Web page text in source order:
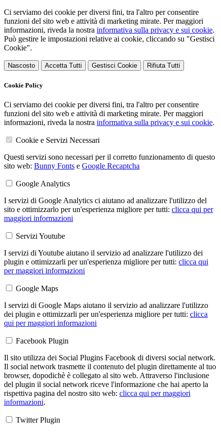
Ci serviamo dei cookie per diversi fini, tra l'altro per consentire
funzioni del sito web e attività di marketing mirate. Per maggiori
informazioni, riveda la nostra informativa sulla privacy e sui cookie.
Può gestire le impostazioni relative ai cookie, cliccando su "Gestisci
Cookie".
Nascosto Accetta Tutti Gestisci Cookie Rifiuta Tutti
Cookie Policy
Ci serviamo dei cookie per diversi fini, tra l'altro per consentire
funzioni del sito web e attività di marketing mirate. Per maggiori
informazioni, riveda la nostra informativa sulla privacy e sui cookie.
Cookie e Servizi Necessari
Questi servizi sono necessari per il corretto funzionamento di questo
sito web: Bunny Fonts e Google Recaptcha
Google Analytics
I servizi di Google Analytics ci aiutano ad analizzare l'utilizzo del
sito e ottimizzarlo per un'esperienza migliore per tutti: clicca qui per
maggiori informazioni
Servizi Youtube
I servizi di Youtube aiutano il servizio ad analizzare l'utilizzo dei
plugin e ottimizzarli per un'esperienza migliore per tutti: clicca qui
per maggiori informazioni
Google Maps
I servizi di Google Maps aiutano il servizio ad analizzare l'utilizzo
dei plugin e ottimizzarli per un'esperienza migliore per tutti: clicca
qui per maggiori informazioni
Facebook Plugin
Il sito utilizza dei Social Plugins Facebook di diversi social network.
Il social network trasmette il contenuto del plugin direttamente al tuo
browser, dopodichè è collegato al sito web. Attraverso l'inclusione
del plugin il social network riceve l'informazione che hai aperto la
rispettiva pagina del nostro sito web: clicca qui per maggiori
informazioni.
Twitter Plugin